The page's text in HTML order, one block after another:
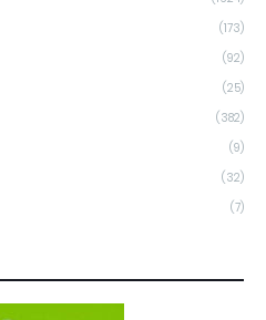
(173)
(92)
(25)
(382)
(9)
(32)
(7)